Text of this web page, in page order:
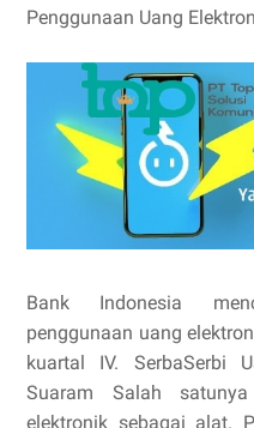
Penggunaan Uang
Bank Indonesia
penggunaan uang
kuartal IV. SerbaSerbi
Suaram Salah
elektronik sebagai alat.